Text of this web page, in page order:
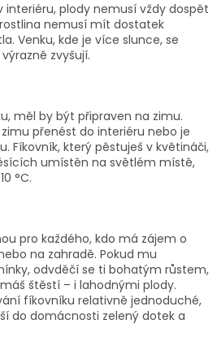
interiéru, plody nemusí vždy dospět
nemusí mít dostatek
Venku, kde je více slunce, se
zvyšují.
měl by být připraven na zimu.
přenést do interiéru nebo je
Fíkovník, který pěstuješ v květináči,
umístěn na světlém místě,
°C.
pro každého, kdo má zájem o
na zahradě. Pokud mu
odvděčí se ti bohatým růstem,
štěstí – i lahodnými plody.
fíkovníku relativně jednoduché,
do domácnosti zelený dotek a